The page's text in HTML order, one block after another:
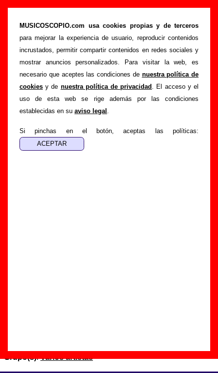
MUSICOSCOPIO.com usa cookies propias y de terceros
para mejorar la experiencia de usuario, reproducir contenidos
incrustados, permitir compartir contenidos en redes sociales y
mostrar anuncios personalizados. Para visitar la web, es
necesario que aceptes las condiciones de nuestra política de
cookies y de nuestra política de privacidad . El acceso y el
uso de esta web se rige además por las condiciones
establecidas en su aviso legal .
Si pinchas en el botón, aceptas las políticas:
H-Records 2002-2006 - Rock’n’roll se escribe
con H (CD promocional, 2006) - Varios grupos
Portada >Varios artistas >Discos de 2006
H-Records 2002-2006 - Rock’n’roll se escribe con H
Esta página pretende recopilar todo tipo de información
sobre eldisco “H-Records 2002-2006 - Rock’n’roll se
escribe con H”
, interpretado porVarios artistas. Además
del listado de canciones incluidas en el disco, también se
mostrarán en esta página otros tipos de información a
medida que estén disponibles: los datos relacionados con su
publicación, los créditos de la grabación de las canciones
Grupo(s):Varios artistas